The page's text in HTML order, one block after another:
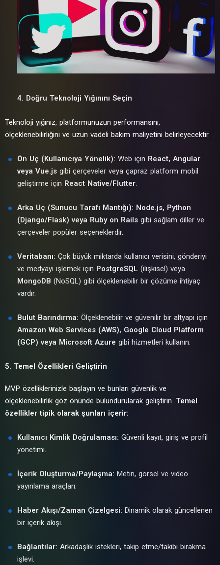
4. Doğru Teknoloji Yığınını Seçin
Teknoloji yığınız, platformunuzun performansını,
ölçeklenebilirliğini ve uzun vadeli bakım maliyetini belirleyecektir.
Ön Uç (Kullanıcıya Yönelik): Web için React, Angular
veya Vue.js gibi çerçeveler veya çapraz platform mobil
geliştirme için React Native/Flutter.
Arka Uç (Sunucu Tarafı Mantığı): Node.js, Python
(Django/Flask) veya Ruby on Rails gibi sağlam diller ve
çerçeveler popüler seçeneklerdir.
Veritabanı: Çok büyük miktarda kullanıcı verisini, gönderiyi
ve medyayı işlemek için PostgreSQL (ilişkisel) veya
MongoDB (NoSQL) gibi ölçeklenebilir bir çözüme ihtiyaç
vardır.
Bulut Barındırma: Ölçeklenebilir ve güvenilir bir altyapı için
Amazon Web Services (AWS), Google Cloud Platform
(GCP) veya Microsoft Azure gibi hizmetleri kullanın.
5. Temel Özellikleri Geliştirin
MVP özelliklerinizle başlayın ve bunları güvenlik ve
ölçeklenebilirlik göz önünde bulundurularak geliştirin. Temel
özellikler tipik olarak şunları içerir:
Kullanıcı Kimlik Doğrulaması: Güvenli kayıt, giriş ve profil
yönetimi.
İçerik Oluşturma/Paylaşma: Metin, görsel ve video
yayınlama araçları.
Haber Akışı/Zaman Çizelgesi: Dinamik olarak güncellenen
bir içerik akışı.
Bağlantılar: Arkadaşlık istekleri, takip etme/takibi bırakma
işlevi.